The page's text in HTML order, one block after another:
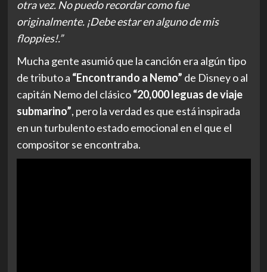
otra vez. No puedo recordar como fue
originalmente. ¡Debe estar en alguno de mis
floppies!.”
Mucha gente asumió que la canción era algún tipo
de tributo a “Encontrando a Nemo” de Disney o al
capitán Nemo del clásico“20,000 leguas de viaje
submarino”, pero la verdad es que está inspirada
en un turbulento estado emocional en el que el
compositor se encontraba.